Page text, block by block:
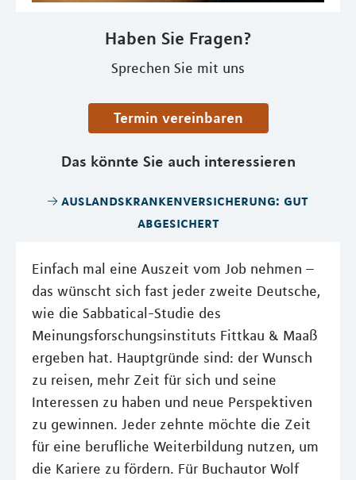
Haben Sie Fragen?
Sprechen Sie mit uns
Termin vereinbaren
Das könnte Sie auch interessieren
auslandskrankenversicherung: gut
abgesichert
Einfach mal eine Auszeit vom Job nehmen –
das wünscht sich fast jeder zweite Deutsche,
wie die Sabbatical-Studie des
Meinungsforschungsinstituts Fittkau & Maaß
ergeben hat. Hauptgründe sind: der Wunsch
zu reisen, mehr Zeit für sich und seine
Interessen zu haben und neue Perspektiven
zu gewinnen. Jeder zehnte möchte die Zeit
für eine berufliche Weiterbildung nutzen, um
die Kariere zu fördern. Für Buchautor Wolf